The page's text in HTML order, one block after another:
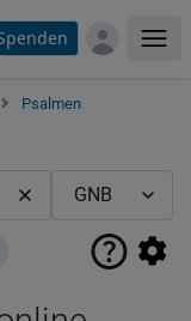
Psalmen